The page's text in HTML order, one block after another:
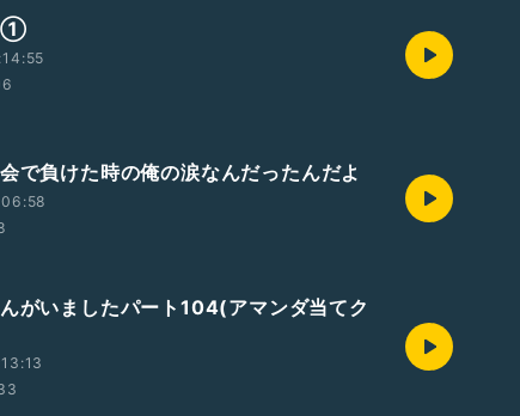
①
で負けた時の俺の涙なんだったんだよ
がいましたパート104(アマンダ当てク